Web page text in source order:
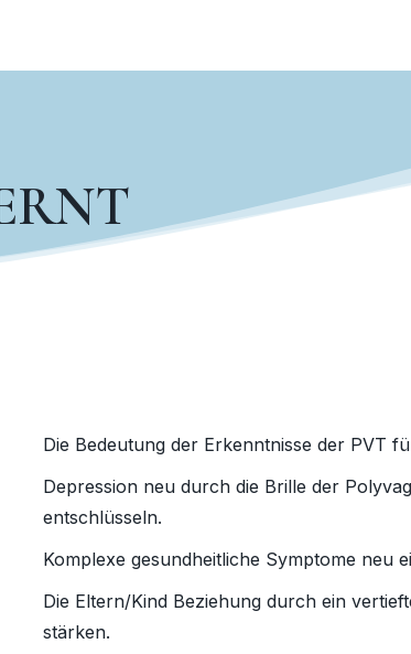
Die Bedeutung der Erkenntnisse der PVT
Depression neu durch die Brille der
entschlüsseln.
Komplexe gesundheitliche Symptome neu
Die Eltern/Kind Beziehung durch ein
stärken.